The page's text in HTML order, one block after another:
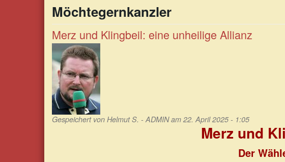
Möchtegernkanzler
Merz und Klingbeil: eine unheilige Allianz
Gespeichert von Helmut S. - ADMINam 22. April 2025 - 1:05
Merz und
Der